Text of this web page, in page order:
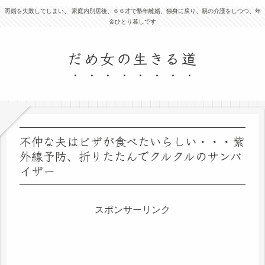
再婚を失敗してしまい、 家庭内別居後、６６才で塾年離婚、独身に戻り、親の介護をしつつ、年
金ひとり暮しです
だめ女の生きる道
不仲な夫はピザが食べたいらしい・・・紫
外線予防、折りたたんでクルクルのサンバ
イザー
スポンサーリンク